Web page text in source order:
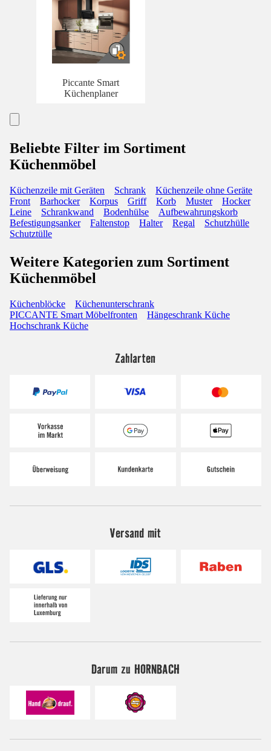
Piccante Smart
Küchenplaner
Beliebte Filter im Sortiment
Küchenmöbel
Küchenzeile mit Geräten Schrank
Küchenzeile ohne Geräte
Front
Barhocker Korpus Griff Korb Muster
Hocker
Leine
Schrankwand Bodenhülse
Aufbewahrungskorb
Befestigungsanker
Faltenstop Halter Regal
Schutzhülle
Schutztülle
Weitere Kategorien zum Sortiment
Küchenmöbel
Küchenblöcke
Küchenunterschrank
PICCANTE Smart Möbelfronten
Hängeschrank Küche
Hochschrank Küche
Zahlarten
Versand mit
Darum zu HORNBACH